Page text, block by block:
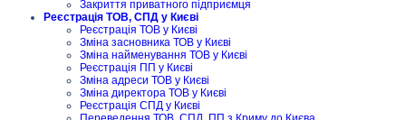
Закриття приватного підприємця
Реєстрація ТОВ, СПД у Києві
Реєстрація ТОВ у Києві
Зміна засновника ТОВ у Києві
Зміна найменування ТОВ у Києві
Реєстрація ПП у Києві
Зміна адреси ТОВ у Києві
Зміна директора ТОВ у Києві
Реєстрація СПД у Києві